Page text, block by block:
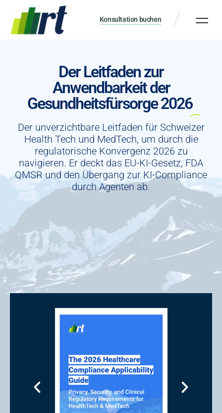
Konsultation buchen
Der Leitfaden zur
Anwendbarkeit der
Gesundheitsfürsorge 2026
Der unverzichtbare Leitfaden für Schweizer
Health Tech und MedTech, um durch die
regulatorische Konvergenz 2026 zu
navigieren. Er deckt das EU-KI-Gesetz, FDA
QMSR und den Übergang zur KI-Compliance
durch Agenten ab.